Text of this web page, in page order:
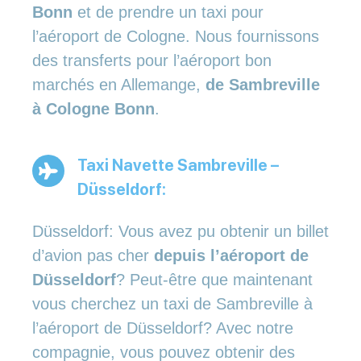
Bonn et de prendre un taxi pour
l’aéroport de Cologne. Nous fournissons
des transferts pour l’aéroport bon
marchés en Allemange, de Sambreville
à Cologne Bonn.
Taxi Navette Sambreville –
Düsseldorf:
Düsseldorf: Vous avez pu obtenir un billet
d’avion pas cher depuis l’aéroport de
Düsseldorf? Peut-être que maintenant
vous cherchez un taxi de Sambreville à
l’aéroport de Düsseldorf? Avec notre
compagnie, vous pouvez obtenir des